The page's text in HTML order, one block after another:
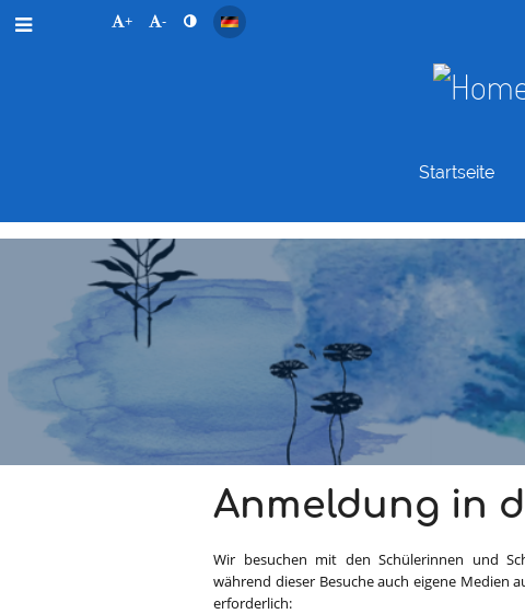
+ -
Startseite
Anmeldung in
Wir besuchen mit den Schülerinnen und
während dieser Besuche auch eigene Medien
erforderlich: